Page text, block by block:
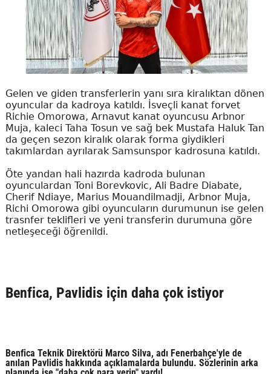
Gelen ve giden transferlerin yanı sıra kiralıktan dönen
oyuncular da kadroya katıldı. İsveçli kanat forvet
Richie Omorowa, Arnavut kanat oyuncusu Arbnor
Muja, kaleci Taha Tosun ve sağ bek Mustafa Haluk Tan
da geçen sezon kiralık olarak forma giydikleri
takımlardan ayrılarak Samsunspor kadrosuna katıldı.
Öte yandan hali hazırda kadroda bulunan
oyunculardan Toni Borevkovic, Ali Badre Diabate,
Cherif Ndiaye, Marius Mouandilmadji, Arbnor Muja,
Richi Omorowa gibi oyuncuların durumunun ise gelen
trasnfer teklifleri ve yeni transferin durumuna göre
netleşeceği öğrenildi.
Benfica, Pavlidis için daha çok istiyor
Benfica Teknik Direktörü Marco Silva, adı Fenerbahçe'yle de
anılan Pavlidis hakkında açıklamalarda bulundu. Sözlerinin arka